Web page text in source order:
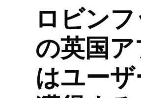
ロビン
の英国ア
はユー